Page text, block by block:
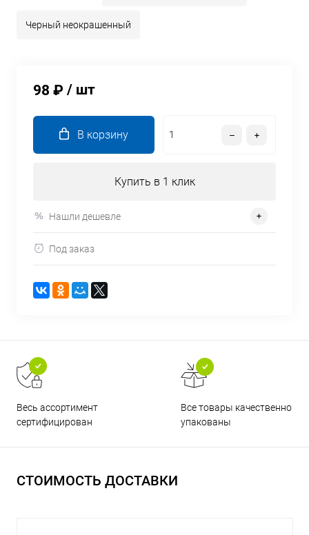
Черный неокрашенный
98 ₽ / шт
В корзину
Купить в 1 клик
Нашли дешевле
Под заказ
Весь ассортимент
сертифицирован
Все товары качественно
упакованы
СТОИМОСТЬ ДОСТАВКИ